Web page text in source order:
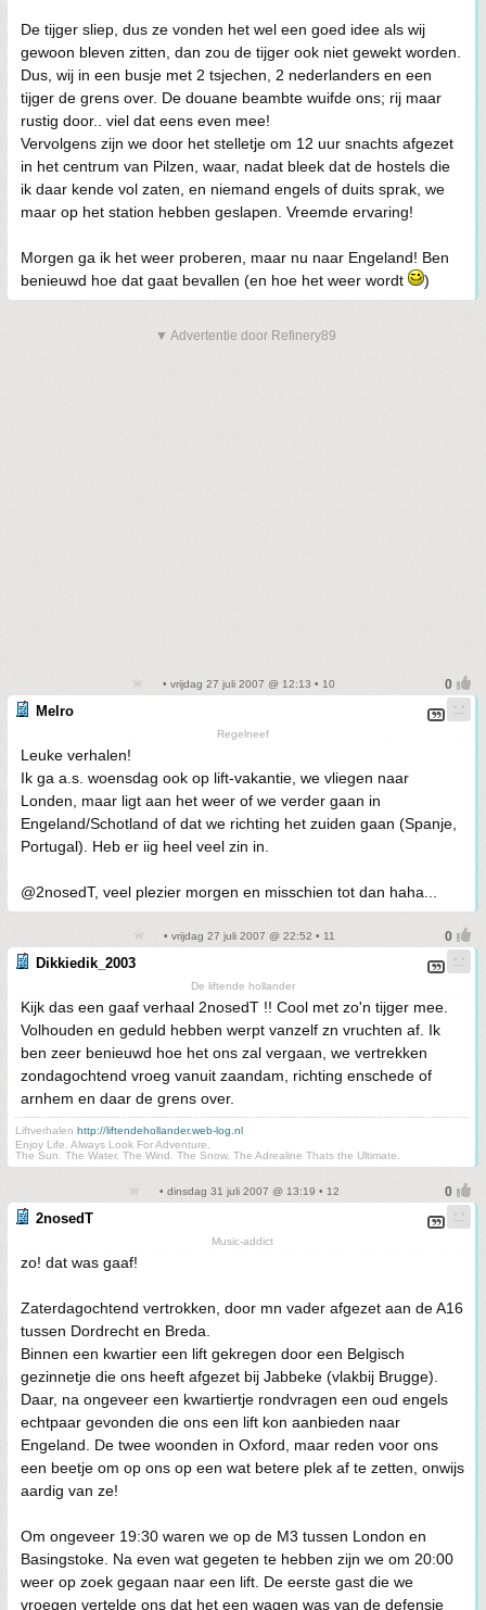
De tijger sliep, dus ze vonden het wel een goed idee als wij
gewoon bleven zitten, dan zou de tijger ook niet gewekt worden.
Dus, wij in een busje met 2 tsjechen, 2 nederlanders en een
tijger de grens over. De douane beambte wuifde ons; rij maar
rustig door.. viel dat eens even mee!
Vervolgens zijn we door het stelletje om 12 uur snachts afgezet
in het centrum van Pilzen, waar, nadat bleek dat de hostels die
ik daar kende vol zaten, en niemand engels of duits sprak, we
maar op het station hebben geslapen. Vreemde ervaring!
Morgen ga ik het weer proberen, maar nu naar Engeland! Ben
benieuwd hoe dat gaat bevallen (en hoe het weer wordt
)
▼ Advertentie door Refinery89
• vrijdag 27 juli 2007 @ 12:13 • 10
Melro
Regelneef
Leuke verhalen!
Ik ga a.s. woensdag ook op lift-vakantie, we vliegen naar
Londen, maar ligt aan het weer of we verder gaan in
Engeland/Schotland of dat we richting het zuiden gaan (Spanje,
Portugal). Heb er iig heel veel zin in.
@2nosedT, veel plezier morgen en misschien tot dan haha...
• vrijdag 27 juli 2007 @ 22:52 • 11
Dikkiedik_2003
De liftende hollander
Kijk das een gaaf verhaal 2nosedT !! Cool met zo'n tijger mee.
Volhouden en geduld hebben werpt vanzelf zn vruchten af. Ik
ben zeer benieuwd hoe het ons zal vergaan, we vertrekken
zondagochtend vroeg vanuit zaandam, richting enschede of
arnhem en daar de grens over.
Liftverhalen http://liftendehollander.web-log.nl
Enjoy Life. Always Look For Adventure.
The Sun. The Water. The Wind. The Snow. The Adrealine Thats the Ultimate.
• dinsdag 31 juli 2007 @ 13:19 • 12
2nosedT
Music-addict
zo! dat was gaaf!
Zaterdagochtend vertrokken, door mn vader afgezet aan de A16
tussen Dordrecht en Breda.
Binnen een kwartier een lift gekregen door een Belgisch
gezinnetje die ons heeft afgezet bij Jabbeke (vlakbij Brugge).
Daar, na ongeveer een kwartiertje rondvragen een oud engels
echtpaar gevonden die ons een lift kon aanbieden naar
Engeland. De twee woonden in Oxford, maar reden voor ons
een beetje om op ons op een wat betere plek af te zetten, onwijs
aardig van ze!
Om ongeveer 19:30 waren we op de M3 tussen London en
Basingstoke. Na even wat gegeten te hebben zijn we om 20:00
weer op zoek gegaan naar een lift. De eerste gast die we
vroegen vertelde ons dat het een wagen was van de defensie